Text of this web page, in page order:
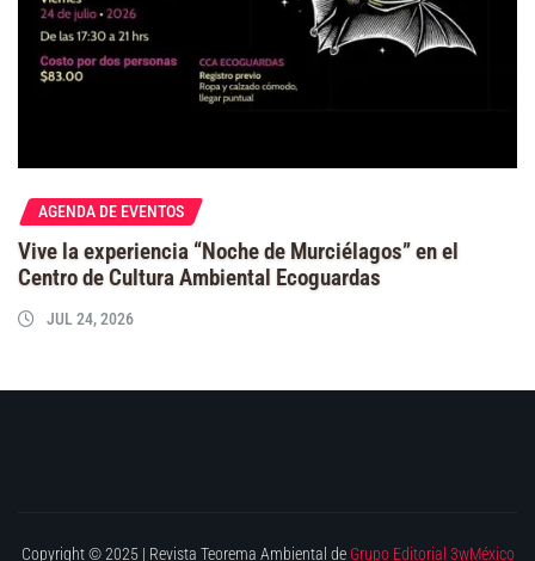
AGENDA DE EVENTOS
Vive la experiencia “Noche de Murciélagos” en el
Centro de Cultura Ambiental Ecoguardas
JUL 24, 2026
Copyright © 2025 | Revista Teorema Ambiental de Grupo Editorial 3wMéxico